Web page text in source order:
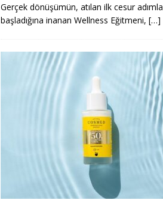
Gerçek dönüşümün, atılan ilk cesur adımla
başladığına inanan Wellness Eğitmeni, […]